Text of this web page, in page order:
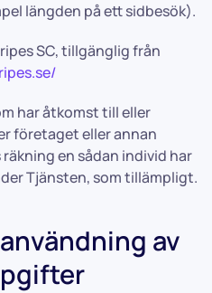
längden på ett sidbesök).
SC, tillgänglig från
har åtkomst till eller
företaget eller annan
en sådan individ har
Tjänsten, som tillämpligt.
av